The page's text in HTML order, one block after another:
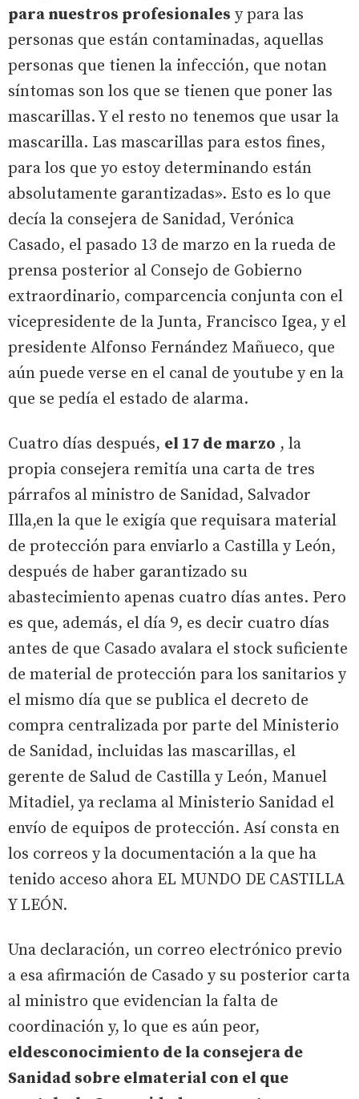
para nuestros profesionales y para las
personas que están contaminadas, aquellas
personas que tienen la infección, que notan
síntomas son los que se tienen que poner las
mascarillas. Y el resto no tenemos que usar la
mascarilla. Las mascarillas para estos fines,
para los que yo estoy determinando están
absolutamente garantizadas». Esto es lo que
decía la consejera de Sanidad, Verónica
Casado, el pasado 13 de marzo en la rueda de
prensa posterior al Consejo de Gobierno
extraordinario, comparcencia conjunta con el
vicepresidente de la Junta, Francisco Igea, y el
presidente Alfonso Fernández Mañueco, que
aún puede verse en el canal de youtube y en la
que se pedía el estado de alarma.
Cuatro días después, el 17 de marzo , la
propia consejera remitía una carta de tres
párrafos al ministro de Sanidad, Salvador
Illa,en la que le exigía que requisara material
de protección para enviarlo a Castilla y León,
después de haber garantizado su
abastecimiento apenas cuatro días antes. Pero
es que, además, el día 9, es decir cuatro días
antes de que Casado avalara el stock suficiente
de material de protección para los sanitarios y
el mismo día que se publica el decreto de
compra centralizada por parte del Ministerio
de Sanidad, incluidas las mascarillas, el
gerente de Salud de Castilla y León, Manuel
Mitadiel, ya reclama al Ministerio Sanidad el
envío de equipos de protección. Así consta en
los correos y la documentación a la que ha
tenido acceso ahora EL MUNDO DE CASTILLA
Y LEÓN.
Una declaración, un correo electrónico previo
a esa afirmación de Casado y su posterior carta
al ministro que evidencian la falta de
coordinación y, lo que es aún peor,
eldesconocimiento de la consejera de
Sanidad sobre elmaterial con el que